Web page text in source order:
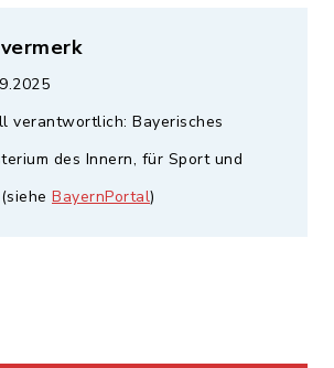
verantwortlich: Bayerisches
des Innern, für Sport und
BayernPortal)